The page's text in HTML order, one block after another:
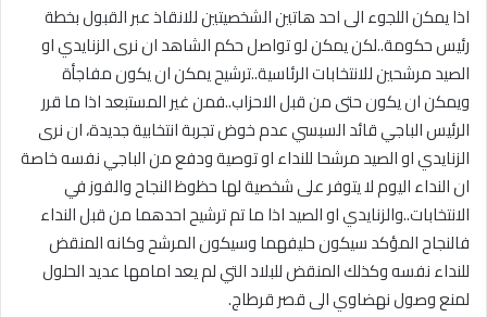
اذا يمكن اللجوء الى احد هاتين الشخصيتين للانقاذ عبر القبول بخطة
رئيس حكومة..لكن يمكن لو تواصل حكم الشاهد ان نرى الزنايدي او
الصيد مرشحين للانتخابات الرئاسية..ترشيح يمكن ان يكون مفاجأة
ويمكن ان يكون حتى من قبل الاحزاب..فمن غير المستبعد اذا ما قرر
الرئيس الباجي قائد السبسي عدم خوض تجربة انتخابية جديدة، ان نرى
الزنايدي او الصيد مرشحا للنداء او توصية ودفع من الباجي نفسه خاصة
ان النداء اليوم لا يتوفر على شخصية لها حظوظ النجاح والفوز في
الانتخابات..والزنايدي او الصيد اذا ما تم ترشيح احدهما من قبل النداء
فالنجاح المؤكد سيكون حليفهما وسيكون المرشح وكانه المنقض
للنداء نفسه وكذلك المنقض للبلاد التي لم يعد امامها عديد الحلول
لمنع وصول نهضاوي الى قصر قرطاج.